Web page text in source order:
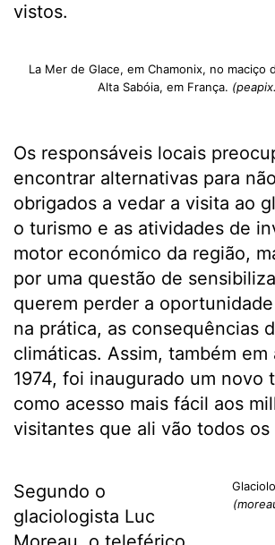
vistos.
La Mer de Glace, em Chamonix, no maciço
Alta Sabóia, em França.
Os responsáveis locais
encontrar alternativas para
obrigados a vedar a visita ao
o turismo e as atividades de
motor económico da região,
por uma questão de
querem perder a
na prática, as consequências
climáticas. Assim, também em
1974, foi inaugurado um novo
como acesso mais fácil aos
visitantes que ali vão todos os
Segundo o
glaciologista Luc